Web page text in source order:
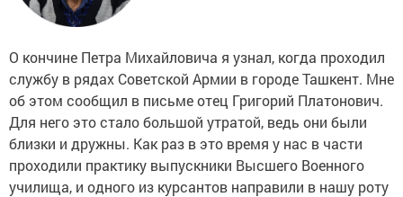
О кончине Петра Михайловича я узнал, когда проходил
службу в рядах Советской Армии в городе Ташкент. Мне
об этом сообщил в письме отец Григорий Платонович.
Для него это стало большой утратой, ведь они были
близки и дружны. Как раз в это время у нас в части
проходили практику выпускники Высшего Военного
училища, и одного из курсантов направили в нашу роту